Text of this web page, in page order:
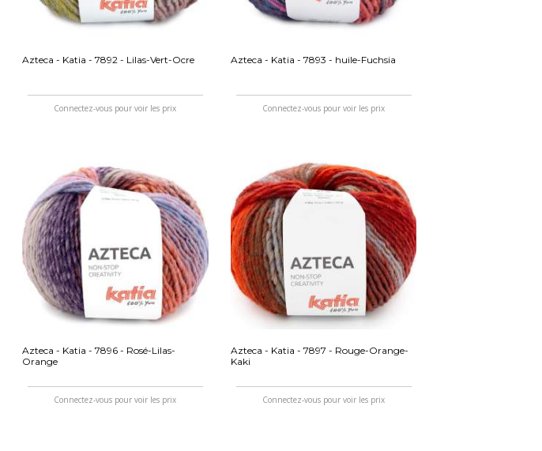
Azteca - Katia - 7892 - Lilas-Vert-Ocre
Connectez-vous pour voir les prix
Azteca - Katia - 7893 - huile-Fuchsia
Connectez-vous pour voir les prix
Azteca - Katia - 7896 - Rosé-Lilas-
Orange
Connectez-vous pour voir les prix
Azteca - Katia - 7897 - Rouge-Orange-
Kaki
Connectez-vous pour voir les prix